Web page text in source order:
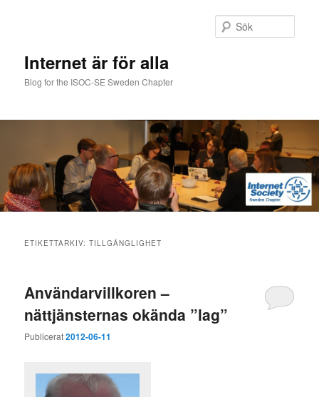
Internet är för alla
Blog for the ISOC-SE Sweden Chapter
ETIKETTARKIV:TILLGÄNGLIGHET
Användarvillkoren –
nättjänsternas okända ”lag”
Publicerat2012-06-11